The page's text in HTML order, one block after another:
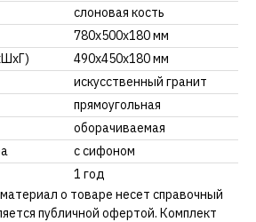
слоновая кость
780х500х180 мм
490х450х180 мм
искусственный гранит
прямоугольная
оборачиваемая
с сифоном
1 год
о товаре несет справочный
публичной офертой. Комплект